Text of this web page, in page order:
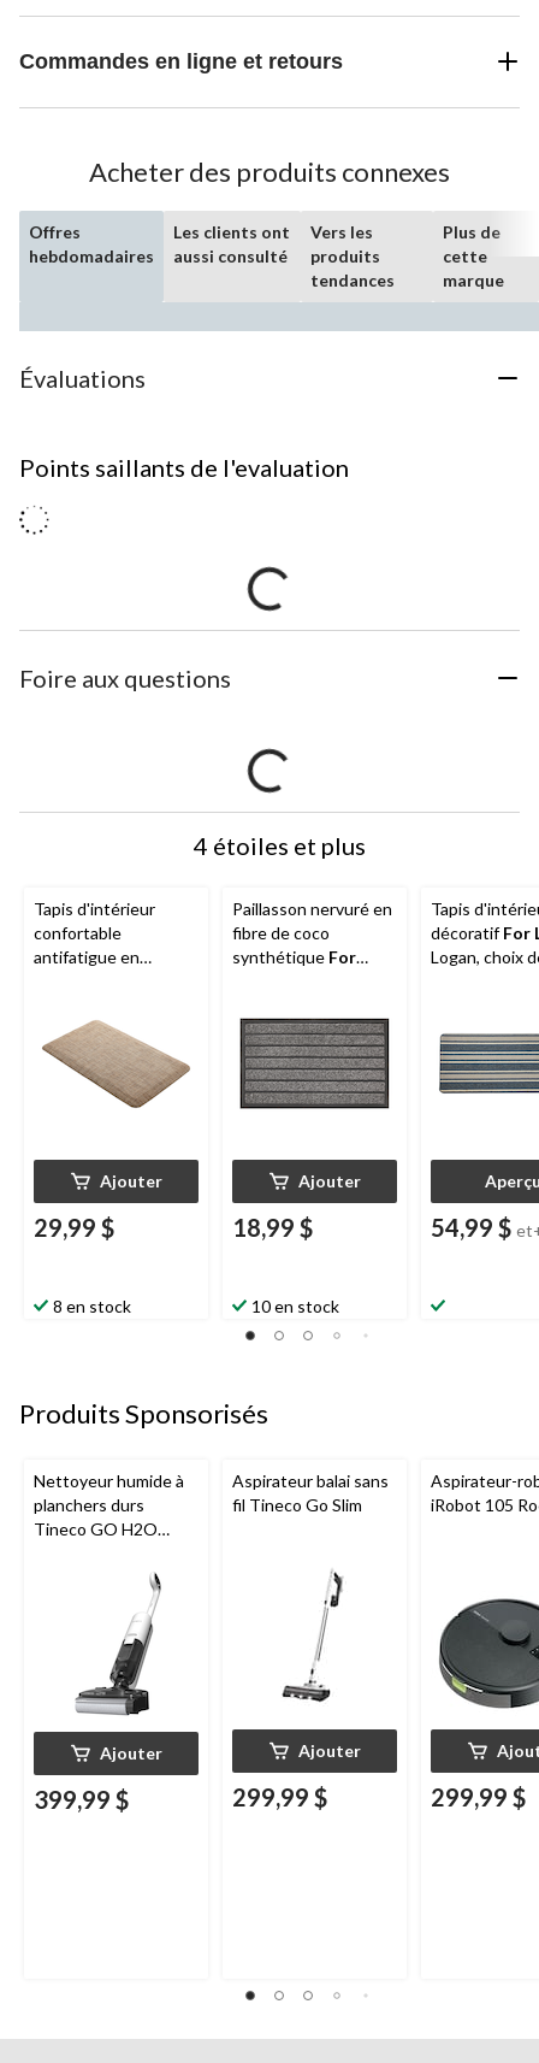
Commandes en ligne et retours
Acheter des produits connexes
Offres
hebdomadaires
Les clients ont
aussi consulté
Vers les
produits
tendances
Plus de
cette
marque
Évaluations
Points saillants de l'evaluation
Foire aux questions
4 étoiles et plus
Tapis d'intérieur
confortable
antifatigue en
Ajouter
29,99 $
8 en stock
Paillasson nervuré en
fibre de coco
synthétique For
gris, 18 x 30 po
Ajouter
18,99 $
10 en stock
Tapis
décoratifFor
Logan, choix
54,99 $
Produits Sponsorisés
Nettoyeur humide à
planchers durs
Tineco GO H2O
Ajouter
399,99 $
Aspirateur balai sans
fil Tineco Go Slim
Ajouter
299,99 $
Aspirateur-
iRobot 105
299,99 $